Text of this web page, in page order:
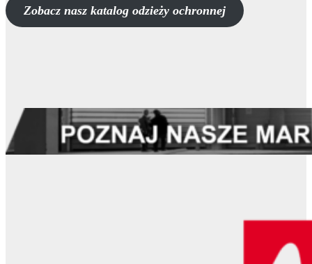
Zobacz nasz katalog odzieży ochronnej